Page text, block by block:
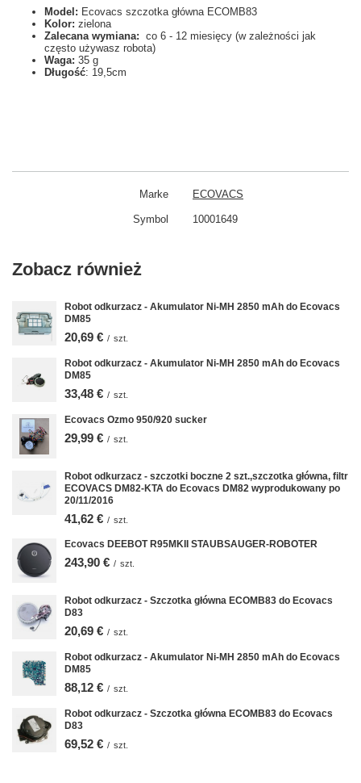
Model: Ecovacs szczotka główna ECOMB83
Kolor: zielona
Zalecana wymiana: co 6 - 12 miesięcy (w zależności jak
często używasz robota)
Waga: 35 g
Długość: 19,5cm
Marke ECOVACS
Symbol 10001649
Zobacz również
Robot odkurzacz - Akumulator Ni-MH 2850 mAh do Ecovacs
DM85
20,69 € / szt.
Robot odkurzacz - Akumulator Ni-MH 2850 mAh do Ecovacs
DM85
33,48 € / szt.
Ecovacs Ozmo 950/920 sucker
29,99 € / szt.
Robot odkurzacz - szczotki boczne 2 szt.,szczotka główna, filtr
ECOVACS DM82-KTA do Ecovacs DM82 wyprodukowany po
20/11/2016
41,62 € / szt.
Ecovacs DEEBOT R95MKII STAUBSAUGER-ROBOTER
243,90 € / szt.
Robot odkurzacz - Szczotka główna ECOMB83 do Ecovacs
D83
20,69 € / szt.
Robot odkurzacz - Akumulator Ni-MH 2850 mAh do Ecovacs
DM85
88,12 € / szt.
Robot odkurzacz - Szczotka główna ECOMB83 do Ecovacs
D83
69,52 € / szt.